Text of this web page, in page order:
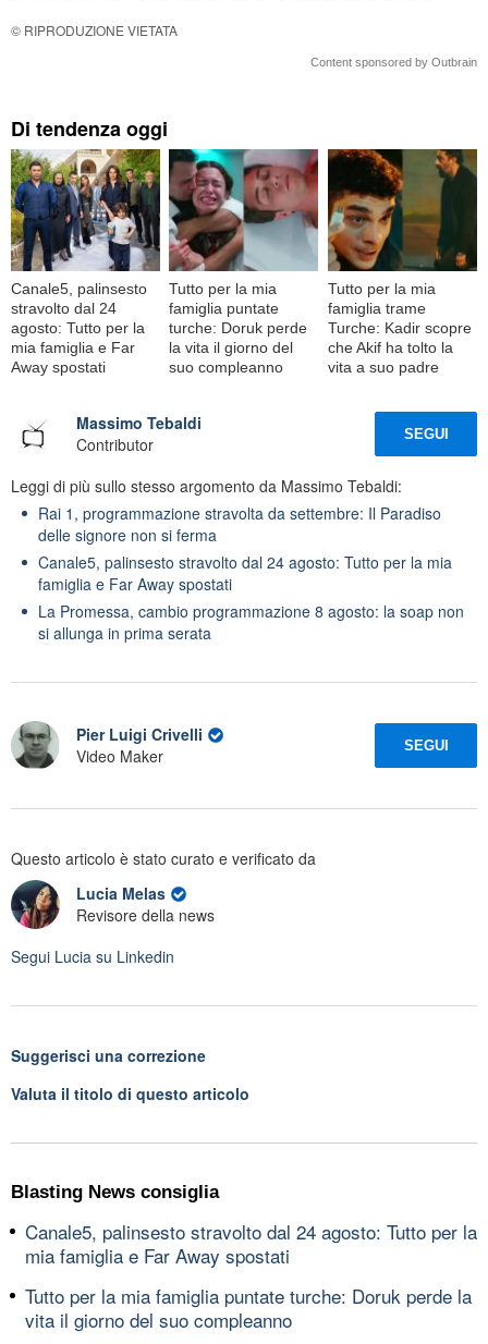
© RIPRODUZIONE VIETATA
Content sponsored by Outbrain
Di tendenza oggi
Canale5, palinsesto
stravolto dal 24
agosto: Tutto per la
mia famiglia e Far
Away spostati
Tutto per la mia
famiglia puntate
turche: Doruk perde
la vita il giorno del
suo compleanno
Tutto per la mia
famiglia trame
Turche: Kadir scopre
che Akif ha tolto la
vita a suo padre
Massimo Tebaldi
Contributor
SEGUI
Leggi di più sullo stesso argomento da Massimo Tebaldi:
Rai 1, programmazione stravolta da settembre: Il Paradiso
delle signore non si ferma
Canale5, palinsesto stravolto dal 24 agosto: Tutto per la mia
famiglia e Far Away spostati
La Promessa, cambio programmazione 8 agosto: la soap non
si allunga in prima serata
Pier Luigi Crivelli
Video Maker
SEGUI
Questo articolo è stato curato e verificato da
Lucia Melas
Revisore della news
Segui Lucia su Linkedin
Suggerisci una correzione
Valuta il titolo di questo articolo
Blasting News consiglia
Canale5, palinsesto stravolto dal 24 agosto: Tutto per la
mia famiglia e Far Away spostati
Tutto per la mia famiglia puntate turche: Doruk perde la
vita il giorno del suo compleanno